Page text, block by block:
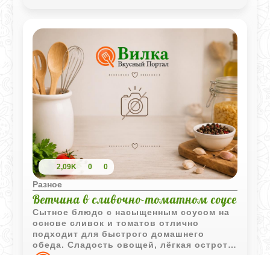
2,09K 0 0
Разное
Ветчина в сливочно-томатном соусе
Сытное блюдо с насыщенным соусом на
основе сливок и томатов отлично
подходит для быстрого домашнего
обеда. Сладость овощей, лёгкая острота